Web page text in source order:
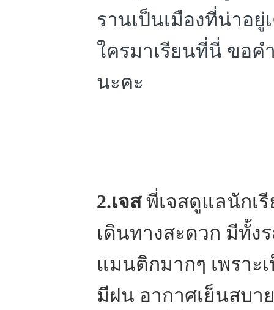
รานเป็นเมืองที่น่าอ
ใครมาเรียนที่นี่ ขอค
นะคะ
2.เจสพี่เจสดูแลนักเ
เดินทางสะดวก มีทั้ง
แมนติกมากๆ เพราะ
มีฝน อากาศเย็นสบา